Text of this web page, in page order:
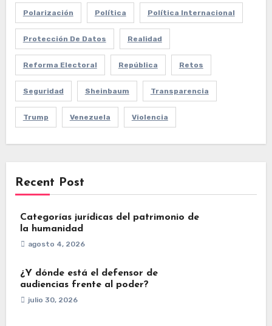
Polarización Política Política Internacional
Protección De Datos Realidad
Reforma Electoral República Retos
Seguridad Sheinbaum Transparencia
Trump Venezuela Violencia
Recent Post
Categorías jurídicas del patrimonio de
la humanidad
agosto 4, 2026
¿Y dónde está el defensor de
audiencias frente al poder?
julio 30, 2026